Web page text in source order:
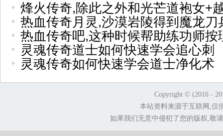
烽火传奇,除此之外和光芒道袍女+
热血传奇月灵,沙漠岩陵得到魔龙刀
热血传奇吧,这种时候帮助练功师按
灵魂传奇道士如何快速学会追心刺
灵魂传奇如何快速学会道士净化术
Copyright © (2016 -
本站资料来源于互联网,仅
如果我们无意中侵犯了您的版权,敬